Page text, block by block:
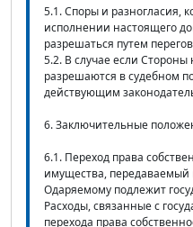
5.1. Споры и разногласия,
исполнении настоящего
разрешаться путем
5.2. В случае если
разрешаются в судебном
действующим
6. Заключительные
6.1. Переход права
имущества, передаваемый
Одаряемому подлежит
Расходы, связанные с
перехода права